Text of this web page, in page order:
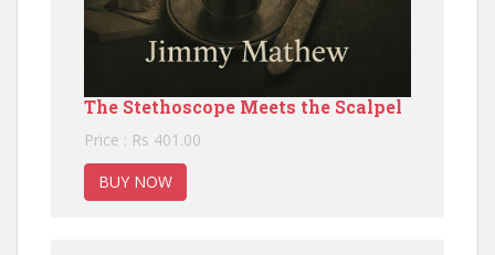
The Stethoscope Meets the Scalpel
Price : Rs 401.00
BUY NOW